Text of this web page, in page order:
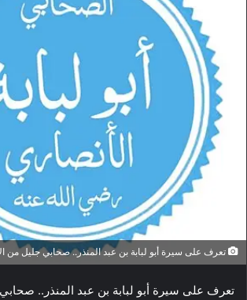
تعرف على سيرة أبو لبابة بن عبد المنذر.. صحابي جليل من
تعرف على سيرة أبو لبابة بن عبد المنذر.. صحابي